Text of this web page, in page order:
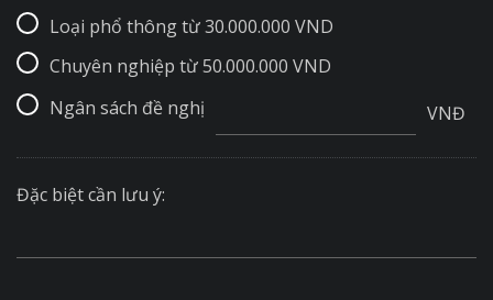
Loại phổ thông từ 30.000.000 VND
Chuyên nghiệp từ 50.000.000 VND
Ngân sách đề nghị
VNĐ
Đặc biệt cần lưu ý: